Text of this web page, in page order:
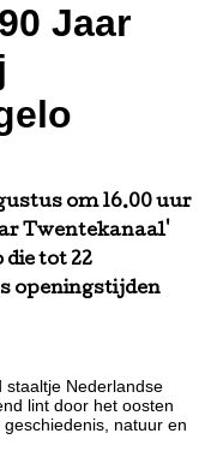
Jaar
om 16.00 uur
Twentekanaal'
die tot 22
openingstijden
staaltje Nederlandse
lint door het oosten
natuur en